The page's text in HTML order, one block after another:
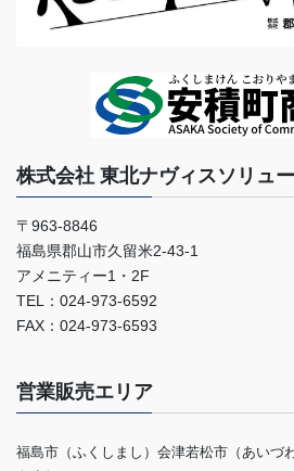
株式会社 東北ナヴィスソリュ
〒963-8846
福島県郡山市久留米2-43-1
アメニティー1・2F
TEL：024-973-6592
FAX：024-973-6593
営業販売エリア
福島市（ふくしまし）会津若松市（あいづ